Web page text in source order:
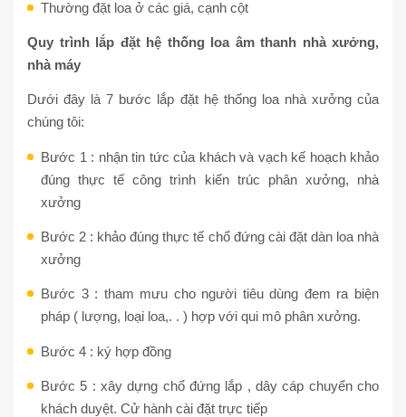
Thường đặt loa ở các giá, cạnh cột
Quy trình lắp đặt hệ thống loa âm thanh nhà xưởng,
nhà máy
Dưới đây là 7 bước lắp đặt hệ thống loa nhà xưởng của
chúng tôi:
Bước 1 : nhận tin tức của khách và vạch kế hoạch khảo
đúng thực tế công trình kiến trúc phân xưởng, nhà
xưởng
Bước 2 : khảo đúng thực tế chổ đứng cài đặt dàn loa nhà
xưởng
Bước 3 : tham mưu cho người tiêu dùng đem ra biện
pháp ( lượng, loại loa,. . ) hợp với qui mô phân xưởng.
Bước 4 : ký hợp đồng
Bước 5 : xây dựng chổ đứng lắp , dây cáp chuyển cho
khách duyệt. Cử hành cài đặt trực tiếp